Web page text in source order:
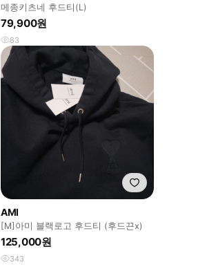
메종키츠네 후드티(L)
79,900원
83
AMI
[M]아미 블랙로고 후드티 (후드끈x)
125,000원
343